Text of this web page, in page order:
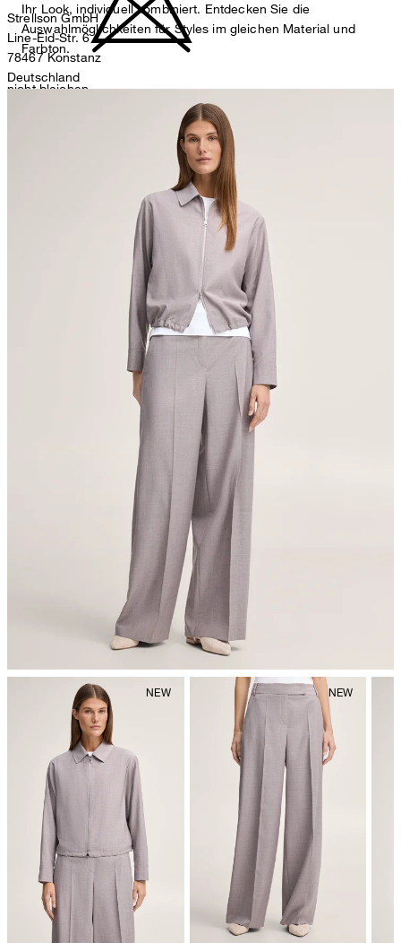
nicht bleichen
nicht Trommeltrocknen
Bügeln bei geringer Temperatur
chemische Reinigung mit Perchlorethylen
Strellson GmbH
Line-Eid-Str. 6
78467 Konstanz
Deutschland
Sonnenwiesenstrasse 21
Ihr Look, individuell kombiniert. Entdecken Sie die
Auswahlmöglichkeiten für Styles im gleichen Material und
Farbton.